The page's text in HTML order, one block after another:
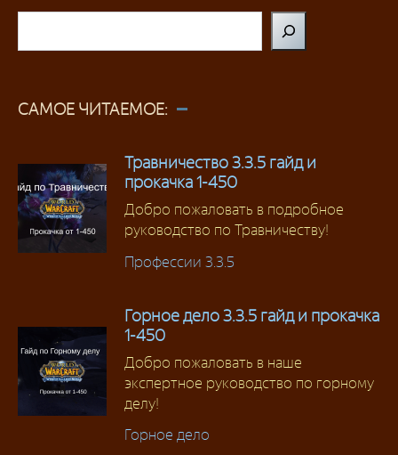
САМОЕ ЧИТАЕМОЕ:
Травничество 3.3.5 гайд и
прокачка 1-450
Добро пожаловать в подробное
руководство по Травничеству!
Профессии 3.3.5
Горное дело 3.3.5 гайд и прокачка
1-450
Добро пожаловать в наше
экспертное руководство по горному
делу!
Горное дело